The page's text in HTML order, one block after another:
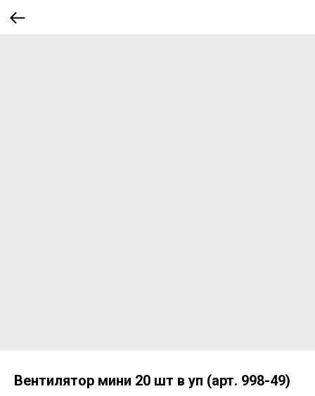
Вентилятор мини 20 шт в уп (арт. 998-49)